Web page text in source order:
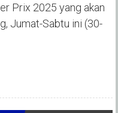
Prix 2025 yang akan
Jumat-Sabtu ini (30-